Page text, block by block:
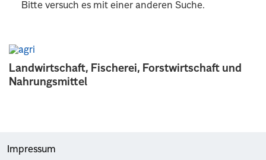
Landwirtschaft, Fischerei, Forstwirtschaft und
Nahrungsmittel
Bitte versuch es mit einer anderen Suche.
Impressum